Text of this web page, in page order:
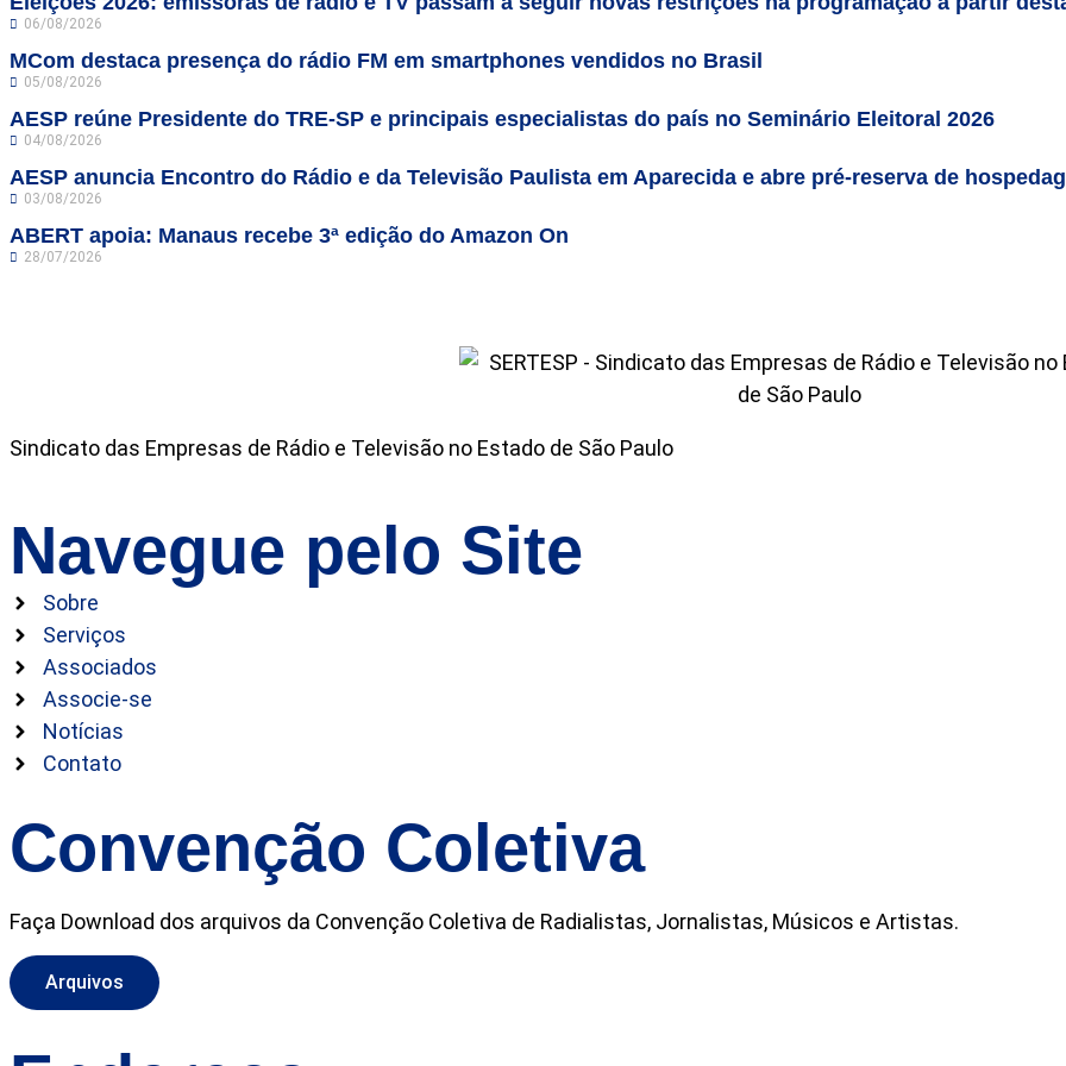
06/08/2026
MCom destaca presença do rádio FM em smartphones vendidos no Brasil
05/08/2026
AESP reúne Presidente do TRE-SP e principais especialistas do país no Seminário Eleitoral 2026
04/08/2026
AESP anuncia Encontro do Rádio e da Televisão Paulista em Aparecida e abre pré-reserva de
03/08/2026
ABERT apoia: Manaus recebe 3ª edição do Amazon On
28/07/2026
Sindicato das Empresas de Rádio e Televisão no Estado de São Paulo
Navegue pelo Site
Sobre
Serviços
Associados
Associe-se
Notícias
Contato
Convenção Coletiva
Faça Download dos arquivos da Convenção Coletiva de Radialistas, Jornalistas, Músicos e Artistas.
Arquivos